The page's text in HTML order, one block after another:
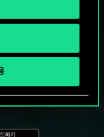
가요?
이